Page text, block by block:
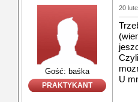
Gość: baśka
PRAKTYKANT
20
U